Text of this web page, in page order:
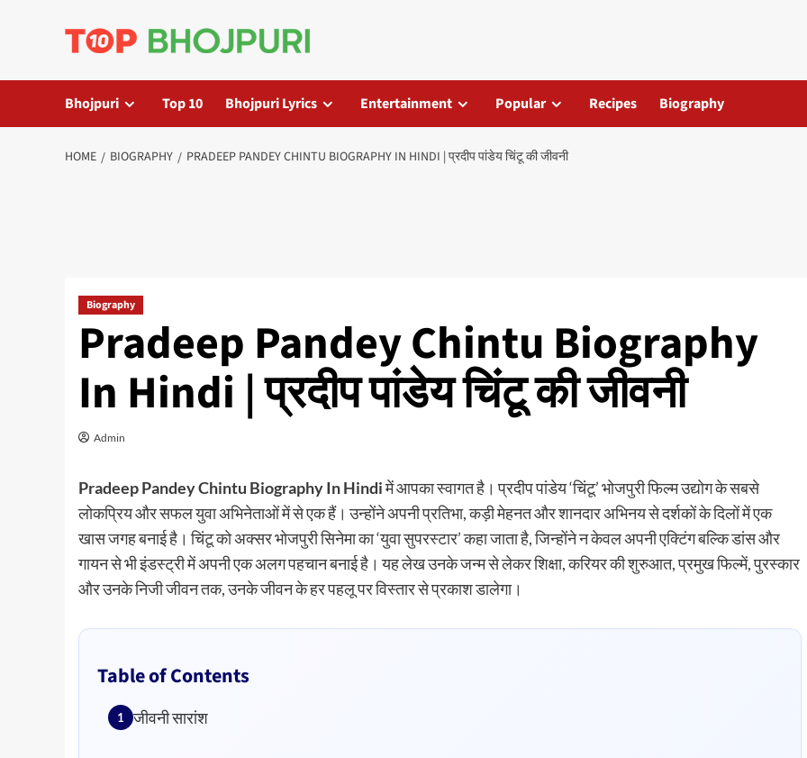
Bhojpuri Top 10 Bhojpuri Lyrics Entertainment Popular Recipes Biography
HOME BIOGRAPHY PRADEEP PANDEY CHINTU BIOGRAPHY IN HINDI | प्रदीप पांडेय चिंटू की जीवनी
Biography
Pradeep Pandey Chintu Biography
In Hindi | प्रदीप पांडेय चिंटू की जीवनी
Admin
Pradeep Pandey Chintu Biography In Hindiमें आपका स्वागत है। प्रदीप पांडेय ‘चिंटू’ भोजपुरी फिल्म उद्योग के सबसे
लोकप्रिय और सफल युवा अभिनेताओं में से एक हैं। उन्होंने अपनी प्रतिभा, कड़ी मेहनत और शानदार अभिनय से दर्शकों के दिलों में एक
खास जगह बनाई है। चिंटू को अक्सर भोजपुरी सिनेमा का ‘युवा सुपरस्टार’ कहा जाता है, जिन्होंने न केवल अपनी एक्टिंग बल्कि डांस और
गायन से भी इंडस्ट्री में अपनी एक अलग पहचान बनाई है। यह लेख उनके जन्म से लेकर शिक्षा, करियर की शुरुआत, प्रमुख फिल्में, पुरस्कार
और उनके निजी जीवन तक, उनके जीवन के हर पहलू पर विस्तार से प्रकाश डालेगा।
Table of Contents
जीवनी सारांश